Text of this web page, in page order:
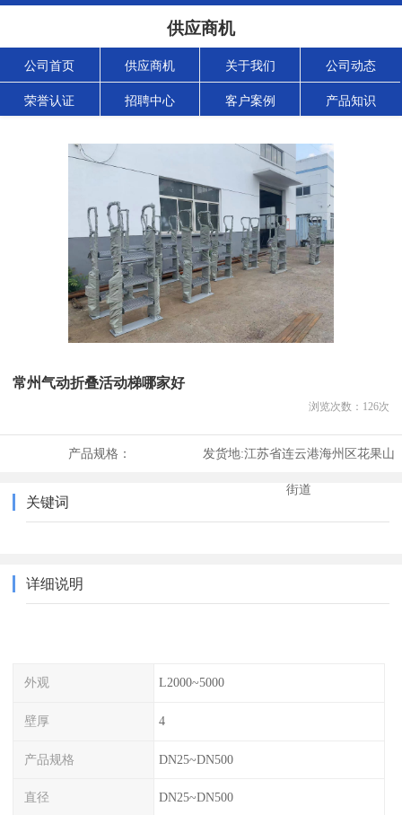
供应商机
公司首页 供应商机 关于我们 公司动态
荣誉认证 招聘中心 客户案例 产品知识
常州气动折叠活动梯哪家好
浏览次数： 126次
产品规格： 发货地:江苏省连云港海州区花果山
街道
关键词
详细说明
外观 L2000~5000
壁厚 4
产品规格 DN25~DN500
直径 DN25~DN500